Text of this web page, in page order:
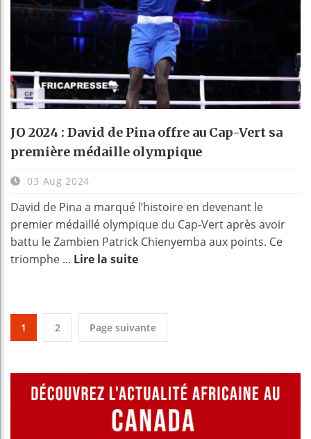
JO 2024 : David de Pina offre au Cap-Vert sa
première médaille olympique
03 Aug 2024
David de Pina a marqué l’histoire en devenant le
premier médaillé olympique du Cap-Vert après avoir
battu le Zambien Patrick Chienyemba aux points. Ce
triomphe ... Lire la suite
1 2 Page suivante